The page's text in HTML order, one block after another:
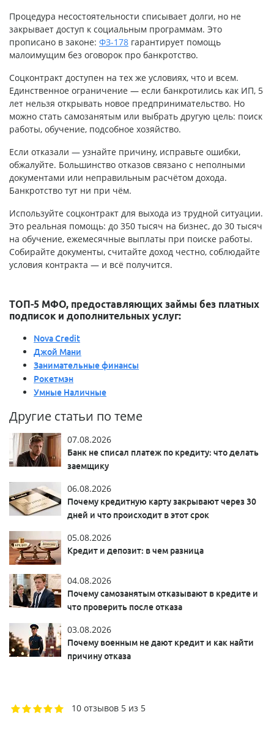
Процедура несостоятельности списывает долги, но не
закрывает доступ к социальным программам. Это
прописано в законе: ФЗ-178 гарантирует помощь
малоимущим без оговорок про банкротство.
Соцконтракт доступен на тех же условиях, что и всем.
Единственное ограничение — если банкротились как ИП, 5
лет нельзя открывать новое предпринимательство. Но
можно стать самозанятым или выбрать другую цель: поиск
работы, обучение, подсобное хозяйство.
Если отказали — узнайте причину, исправьте ошибки,
обжалуйте. Большинство отказов связано с неполными
документами или неправильным расчётом дохода.
Банкротство тут ни при чём.
Используйте соцконтракт для выхода из трудной ситуации.
Это реальная помощь: до 350 тысяч на бизнес, до 30 тысяч
на обучение, ежемесячные выплаты при поиске работы.
Собирайте документы, считайте доход честно, соблюдайте
условия контракта — и всё получится.
ТОП-5 МФО, предоставляющих займы без платных
подписок и дополнительных услуг:
Nova Credit
Джой Мани
Занимательные финансы
Рокетмэн
Умные Наличные
Другие статьи по теме
07.08.2026
Банк не списал платеж по кредиту: что делать
заемщику
06.08.2026
Почему кредитную карту закрывают через 30
дней и что происходит в этот срок
05.08.2026
Кредит и депозит: в чем разница
04.08.2026
Почему самозанятым отказывают в кредите и
что проверить после отказа
03.08.2026
Почему военным не дают кредит и как найти
причину отказа
10 отзывов 5 из 5